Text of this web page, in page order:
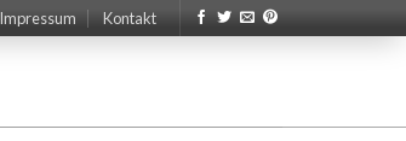
Impressum Kontakt